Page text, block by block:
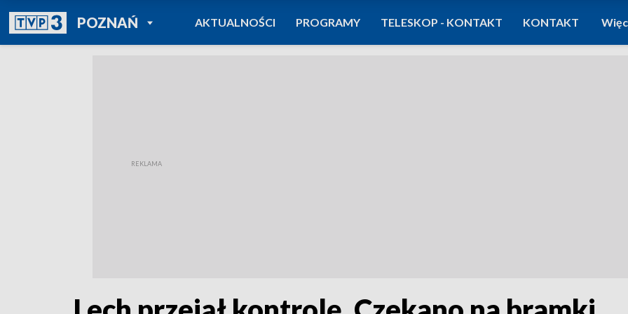
POZNAŃPOWRÓT DO
TVP REGIONY
AKTUALNOŚCI PROGRAMY TELESKOP - KONTAKT KONTAKT